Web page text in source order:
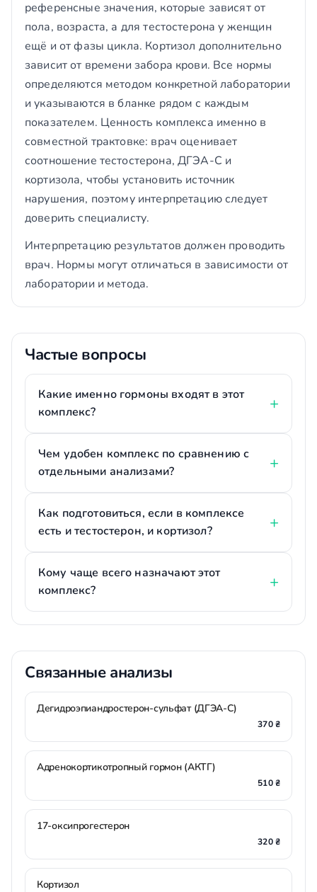
референсные значения, которые зависят от
пола, возраста, а для тестостерона у женщин
ещё и от фазы цикла. Кортизол дополнительно
зависит от времени забора крови. Все нормы
определяются методом конкретной лаборатории
и указываются в бланке рядом с каждым
показателем. Ценность комплекса именно в
совместной трактовке: врач оценивает
соотношение тестостерона, ДГЭА-С и
кортизола, чтобы установить источник
нарушения, поэтому интерпретацию следует
доверить специалисту.
Интерпретацию результатов должен проводить
врач. Нормы могут отличаться в зависимости от
лаборатории и метода.
Частые вопросы
Какие именно гормоны входят в этот
комплекс?
Чем удобен комплекс по сравнению с
отдельными анализами?
Как подготовиться, если в комплексе
есть и тестостерон, и кортизол?
Кому чаще всего назначают этот
комплекс?
Связанные анализы
Дегидроэпиандростерон-сульфат (ДГЭА-С)
370 ₴
Адренокортикотропный гормон (АКТГ)
510 ₴
17-оксипрогестерон
320 ₴
Кортизол